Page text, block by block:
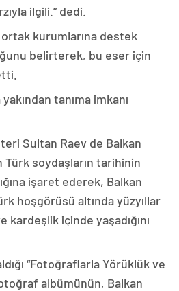
ilgili.” dedi.
ortak kurumlarına destek
belirterek, bu eser için
tanıma imkanı
Sultan Raev de Balkan
Türk soydaşların tarihinin
işaret ederek, Balkan
hoşgörüsü altında yüzyıllar
kardeşlik içinde yaşadığını
“Fotoğraflarla Yörüklük ve
albümünün, Balkan